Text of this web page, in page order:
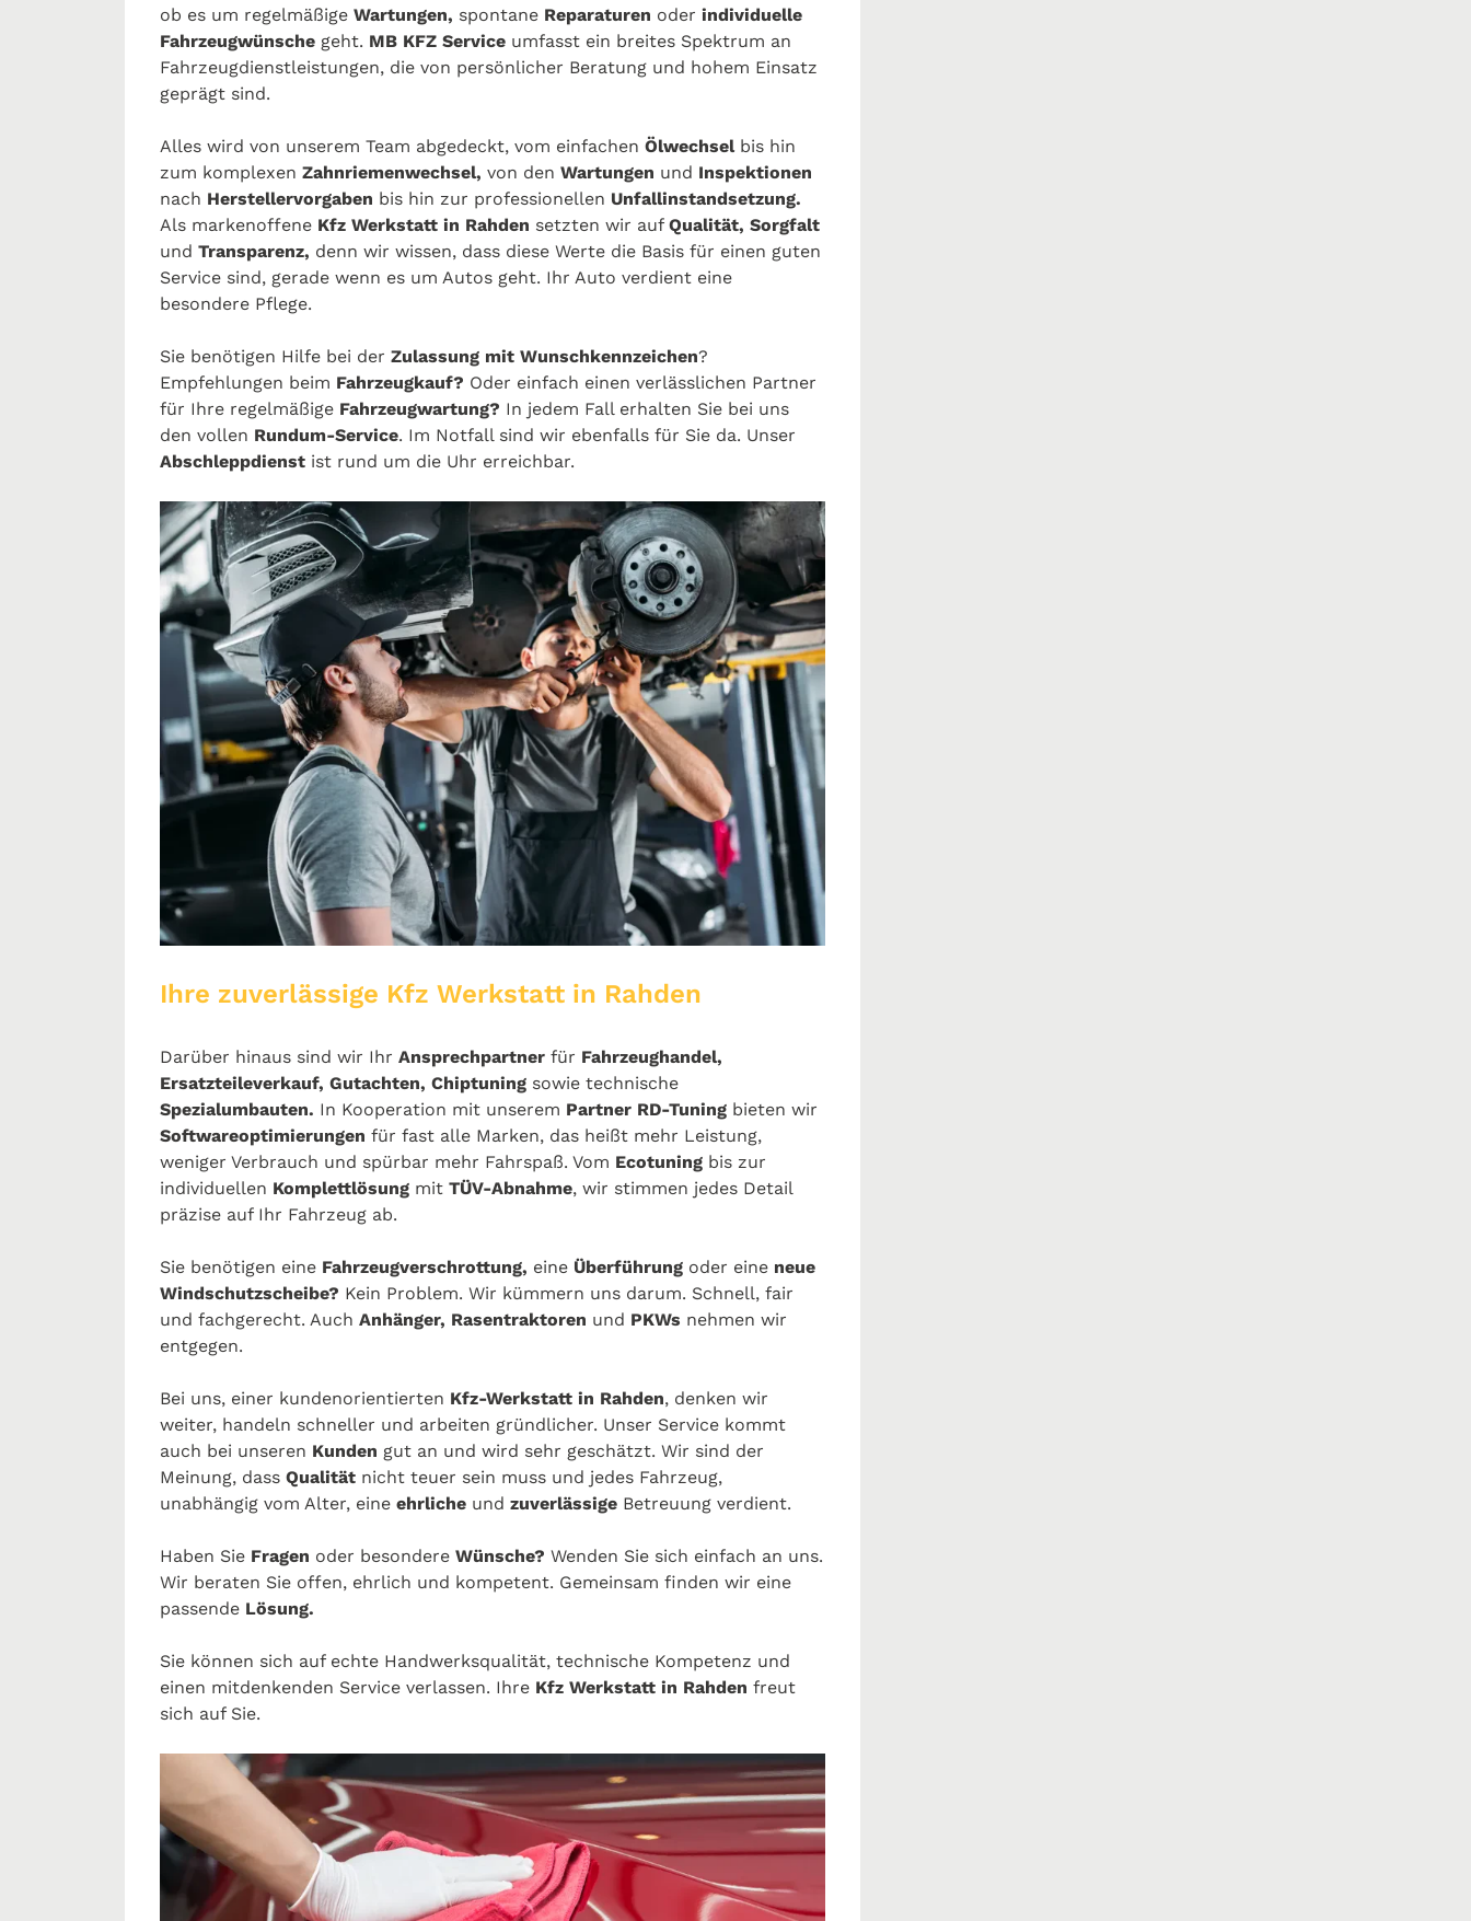
ob es um regelmäßige Wartungen, spontane Reparaturen oder individuelle
Fahrzeugwünsche geht. MB KFZ Service umfasst ein breites Spektrum an
Fahrzeugdienstleistungen, die von persönlicher Beratung und hohem Einsatz
geprägt sind.
Alles wird von unserem Team abgedeckt, vom einfachen Ölwechselbis hin
zum komplexen Zahnriemenwechsel, von den Wartungen und Inspektionen
nach Herstellervorgaben bis hin zur professionellen Unfallinstandsetzung.
Als markenoffene Kfz Werkstatt in Rahden setzten wir auf Qualität, Sorgfalt
und Transparenz, denn wir wissen, dass diese Werte die Basis für einen guten
Service sind, gerade wenn es um Autos geht. Ihr Auto verdient eine
besondere Pflege.
Sie benötigen Hilfe bei der Zulassung mit Wunschkennzeichen?
Empfehlungen beim Fahrzeugkauf? Oder einfach einen verlässlichen Partner
für Ihre regelmäßige Fahrzeugwartung? In jedem Fall erhalten Sie bei uns
den vollen Rundum-Service. Im Notfall sind wir ebenfalls für Sie da. Unser
Abschleppdienst ist rund um die Uhr erreichbar.
Ihre zuverlässige Kfz Werkstatt in Rahden
Darüber hinaus sind wir Ihr Ansprechpartner für Fahrzeughandel,
Ersatzteileverkauf, Gutachten, Chiptuning sowie technische
Spezialumbauten. In Kooperation mit unserem Partner RD-Tuning bieten wir
Softwareoptimierungen für fast alle Marken, das heißt mehr Leistung,
weniger Verbrauch und spürbar mehr Fahrspaß. Vom Ecotuning bis zur
individuellen Komplettlösung mit TÜV-Abnahme, wir stimmen jedes Detail
präzise auf Ihr Fahrzeug ab.
Sie benötigen eine Fahrzeugverschrottung, eine Überführung oder eine neue
Windschutzscheibe? Kein Problem. Wir kümmern uns darum. Schnell, fair
und fachgerecht. Auch Anhänger, Rasentraktoren und PKWs nehmen wir
entgegen.
Bei uns, einer kundenorientierten Kfz-Werkstatt in Rahden, denken wir
weiter, handeln schneller und arbeiten gründlicher. Unser Service kommt
auch bei unseren Kunden gut an und wird sehr geschätzt. Wir sind der
Meinung, dass Qualität nicht teuer sein muss und jedes Fahrzeug,
unabhängig vom Alter, eine ehrliche und zuverlässige Betreuung verdient.
Haben Sie Fragen oder besondere Wünsche? Wenden Sie sich einfach an uns.
Wir beraten Sie offen, ehrlich und kompetent. Gemeinsam finden wir eine
passende Lösung.
Sie können sich auf echte Handwerksqualität, technische Kompetenz und
einen mitdenkenden Service verlassen. Ihre Kfz Werkstatt in Rahden freut
sich auf Sie.